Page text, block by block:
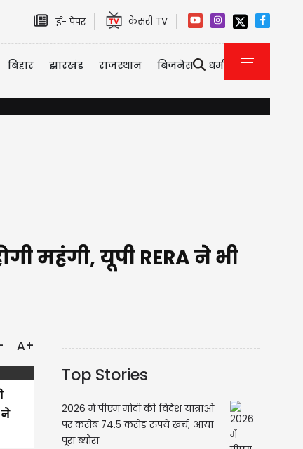
ई- पेपर केसरी TV
बिहार झारखंड राजस्थान बिज़नेस धर्म
महंगी, यूपी RERA ने भी
A+
ने
Top Stories
2026 में पीएम मोदी की विदेश यात्राओं
पर करीब 74.5 करोड़ रुपये खर्च, आया
पूरा ब्यौरा